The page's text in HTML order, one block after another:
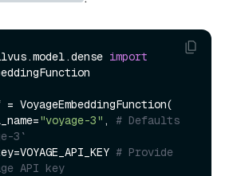
import
= VoyageEmbeddingFunction(
"voyage-3" , # Defaults
3`
# Provide
API key